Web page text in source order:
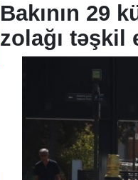
Bakının 29
zolağı təşkil